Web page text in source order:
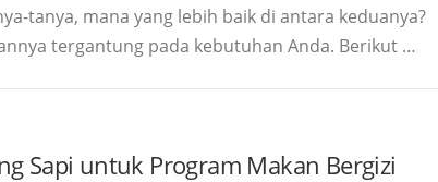
tanya, mana yang lebih baik di antara keduanya?
tergantung pada kebutuhan Anda. Berikut …
Sapi untuk Program Makan Bergizi